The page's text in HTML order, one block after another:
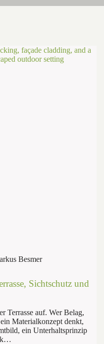
Besmer
Sichtschutz und
Terrasse auf. Wer Belag,
Materialkonzept denkt,
ein Unterhaltsprinzip